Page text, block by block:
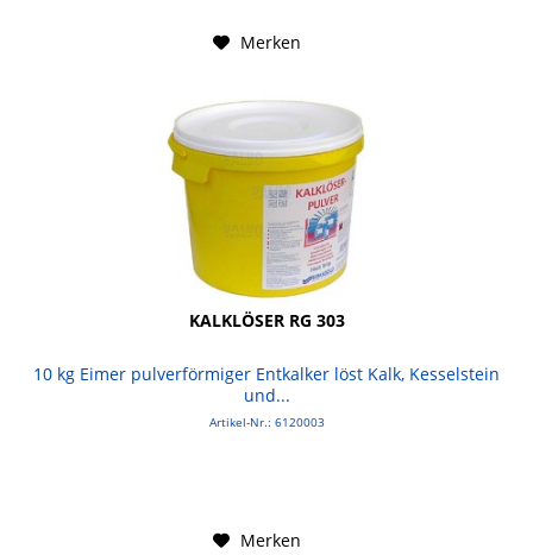
Merken
KALKLÖSER RG 303
10 kg Eimer pulverförmiger Entkalker löst Kalk, Kesselstein
und...
Artikel-Nr.: 6120003
Merken